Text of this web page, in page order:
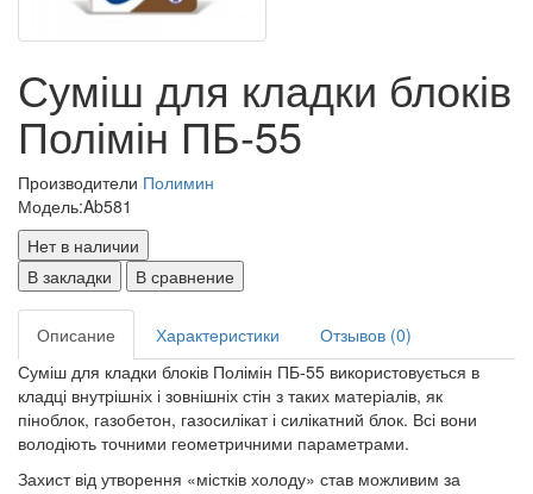
Суміш для кладки блоків
Полімін ПБ-55
Производители Полимин
Модель:Ab581
Нет в наличии
В закладки
В сравнение
Описание Характеристики
Отзывов (0)
Суміш для кладки блоків Полімін ПБ-55 використовується в
кладці внутрішніх і зовнішніх стін з таких матеріалів, як
піноблок, газобетон, газосилікат і силікатний блок. Всі вони
володіють точними геометричними параметрами.
Захист від утворення «містків холоду» став можливим за